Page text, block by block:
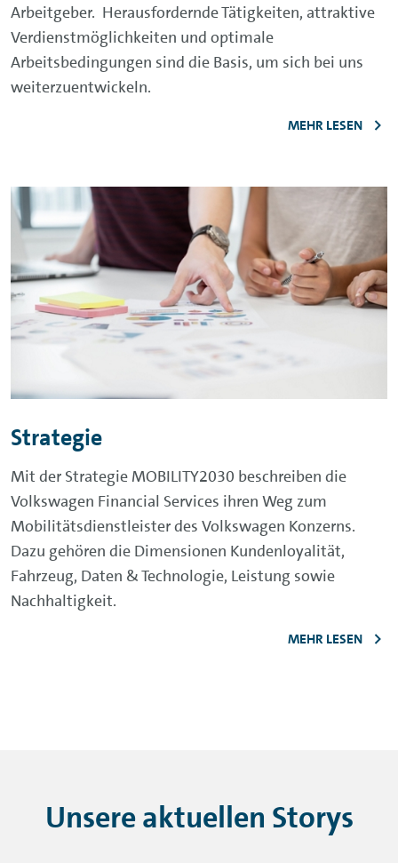
Arbeitgeber. Herausfordernde Tätigkeiten, attraktive
Verdienstmöglichkeiten und optimale
Arbeitsbedingungen sind die Basis, um sich bei uns
weiterzuentwickeln.
MEHR LESEN
Strategie
Mit der Strategie MOBILITY2030 beschreiben die
Volkswagen Financial Services ihren Weg zum
Mobilitätsdienstleister des Volkswagen Konzerns.
Dazu gehören die Dimensionen Kundenloyalität,
Fahrzeug, Daten & Technologie, Leistung sowie
Nachhaltigkeit.
MEHR LESEN
Unsere aktuellen Storys